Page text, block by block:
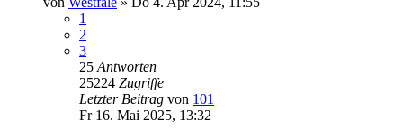
1
2
3
25Antworten
25224 Zugriffe
Letzter Beitrag von 101
Fr 16. Mai 2025, 13:32